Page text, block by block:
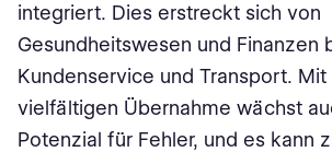
integriert. Dies erstreckt sich von
Gesundheitswesen und Finanzen
Kundenservice und Transport. Mit
vielfältigen Übernahme wächst
Potenzial für Fehler, und es kann